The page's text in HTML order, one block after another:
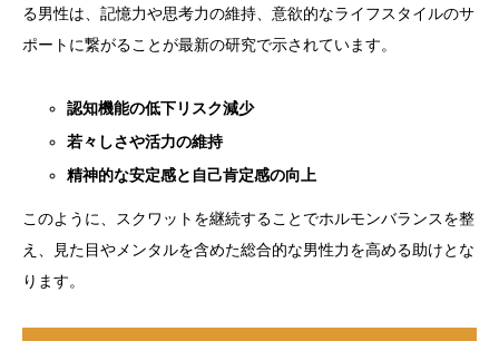
る男性は、記憶力や思考力の維持、意欲的なライフスタイルのサ
ポートに繋がることが最新の研究で示されています。
認知機能の低下リスク減少
若々しさや活力の維持
精神的な安定感と自己肯定感の向上
このように、スクワットを継続することでホルモンバランスを整
え、見た目やメンタルを含めた総合的な男性力を高める助けとな
ります。